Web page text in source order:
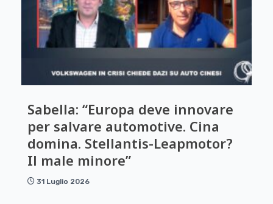
Sabella: “Europa deve innovare
per salvare automotive. Cina
domina. Stellantis-Leapmotor?
Il male minore”
31 Luglio 2026